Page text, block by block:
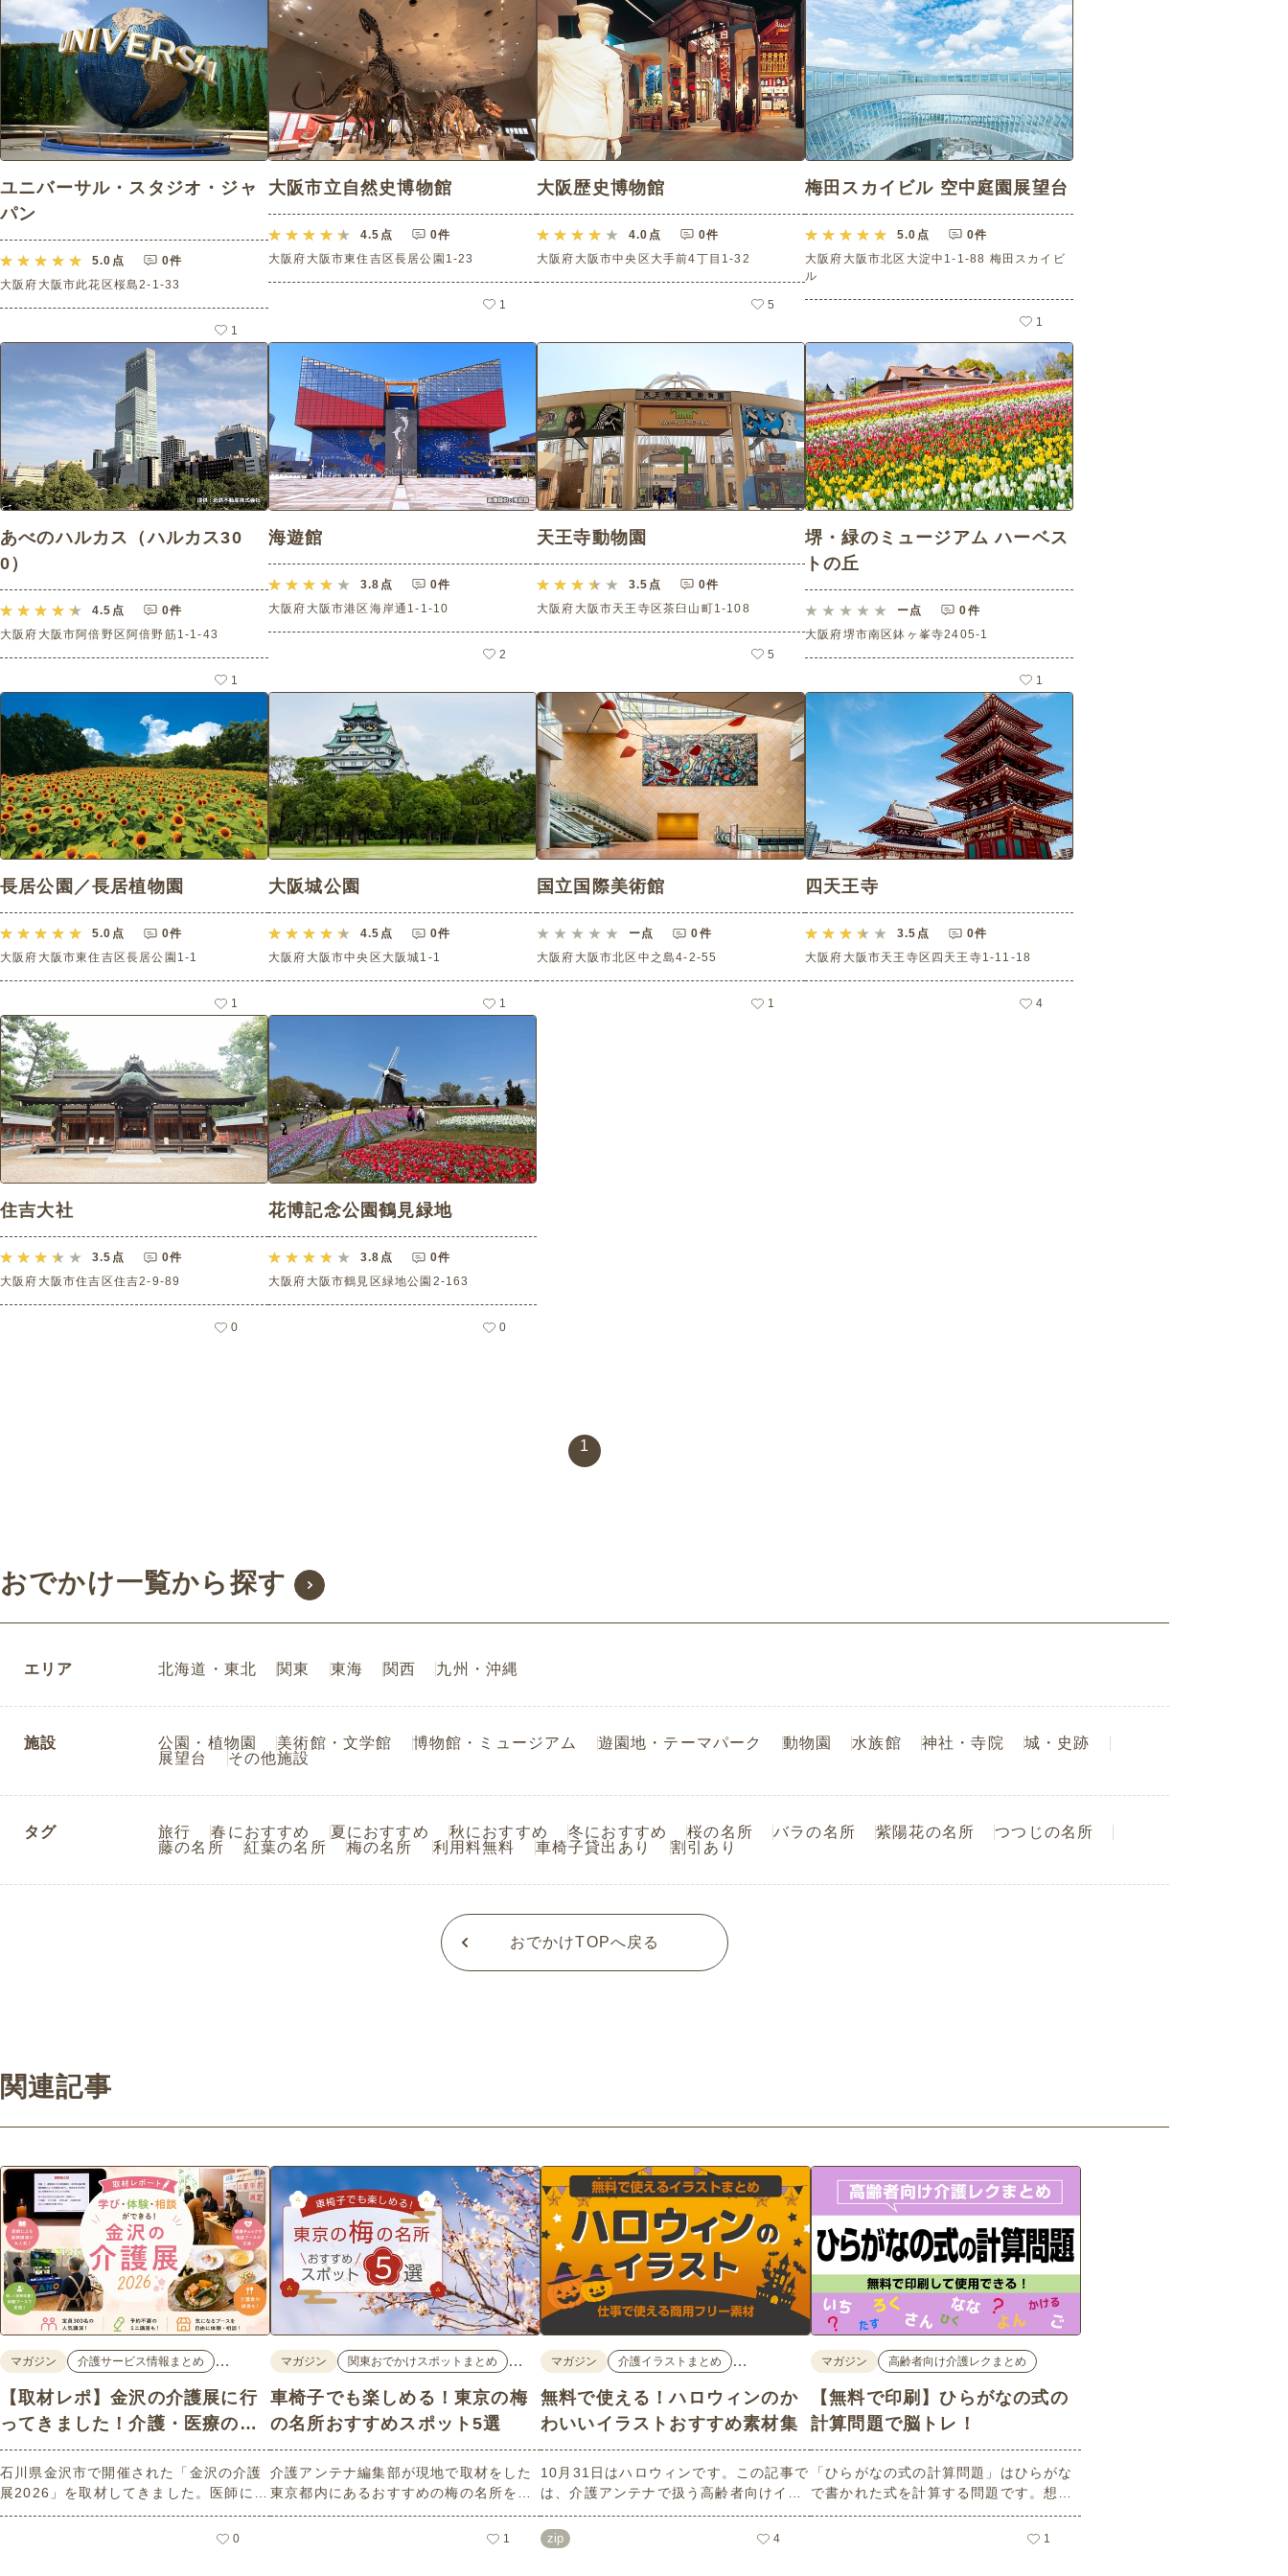
ユニバーサル・スタジオ・ジャ
パン
5.0 点
0件
大阪府大阪市此花区桜島2-1-33
1
大阪市立自然史博物館
4.5 点
0件
大阪府大阪市東住吉区長居公園1-23
1
大阪歴史博物館
4.0 点
0件
大阪府大阪市中央区大手前4丁目1-32
5
梅田スカイビル 空中庭園展望台
5.0 点
0件
大阪府大阪市北区大淀中1-1-88 梅田スカイビ
ル
1
あべのハルカス（ハルカス30
0）
4.5 点
0件
大阪府大阪市阿倍野区阿倍野筋1-1-43
1
海遊館
3.8 点
0件
大阪府大阪市港区海岸通1-1-10
2
天王寺動物園
3.5 点
0件
大阪府大阪市天王寺区茶臼山町1-108
5
堺・緑のミュージアム ハーベス
トの丘
ー点
0件
大阪府堺市南区鉢ヶ峯寺2405-1
1
長居公園／長居植物園
5.0 点
0件
大阪府大阪市東住吉区長居公園1-1
1
大阪城公園
4.5 点
0件
大阪府大阪市中央区大阪城1‐1
1
国立国際美術館
ー点
0件
大阪府大阪市北区中之島4-2-55
1
四天王寺
3.5 点
0件
大阪府大阪市天王寺区四天王寺1-11-18
4
住吉大社
3.5 点
0件
大阪府大阪市住吉区住吉2-9-89
0
花博記念公園鶴見緑地
3.8 点
0件
大阪府大阪市鶴見区緑地公園2-163
0
1
おでかけ一覧から探す
エリア 北海道・東北 関東 東海 関西 九州・沖縄
施設 公園・植物園 美術館・文学館 博物館・ミュージアム 遊園地・テーマパーク 動物園 水族館 神社・寺院
城・史跡
展望台
その他施設
タグ 旅行 春におすすめ 夏におすすめ 秋におすすめ 冬におすすめ 桜の名所 バラの名所 紫陽花の名所
つつじの名所
藤の名所
紅葉の名所 梅の名所 利用料無料 車椅子貸出あり 割引あり
おでかけTOPへ戻る
関連記事
マガジン 介護サービス情報まとめ …
【取材レポ】金沢の介護展に行
ってきました！介護・医療の学
びと体験が詰まった1日。
石川県金沢市で開催された「金沢の介護
展2026」を取材してきました。医師によ
る人気講演から、気軽に参加できるミニ
講座、体験型の企業ブースまで、介護・
0
マガジン 関東おでかけスポットまとめ …
車椅子でも楽しめる！東京の梅
の名所おすすめスポット5選
介護アンテナ編集部が現地で取材をした
東京都内にあるおすすめの梅の名所を５
選紹介します。見どころはもちろんのこ
とバリアフリーの設備面についても紹介
1
マガジン 介護イラストまとめ …
無料で使える！ハロウィンのか
わいいイラストおすすめ素材集
10月31日はハロウィンです。この記事で
は、介護アンテナで扱う高齢者向けイラ
スト素材から、ハロウィンにちなんだお
ばけやかぼちゃなどの素材をご紹介しま
す。いずれも万人受けするデザインで背
zip 4
マガジン 高齢者向け介護レクまとめ
【無料で印刷】ひらがなの式の
計算問題で脳トレ！
「ひらがなの式の計算問題」はひらがな
で書かれた式を計算する問題です。想像
力やワーキングメモリのトレーニングと
しても活用できる脳トレ問題です。こち
1